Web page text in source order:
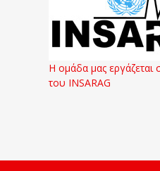
Η ομάδα μας εργάζεται
του INSARAG